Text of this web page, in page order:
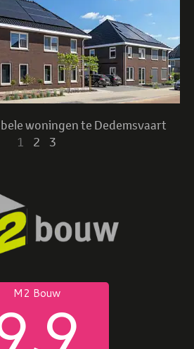
woningen te Dedemsvaart
1
2 3